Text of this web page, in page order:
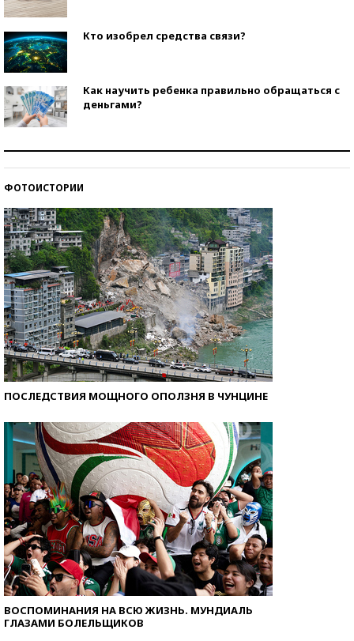
Кто изобрел средства связи?
Как научить ребенка правильно обращаться с
деньгами?
ФОТОИСТОРИИ
ПОСЛЕДСТВИЯ МОЩНОГО ОПОЛЗНЯ В ЧУНЦИНЕ
ВОСПОМИНАНИЯ НА ВСЮ ЖИЗНЬ. МУНДИАЛЬ
ГЛАЗАМИ БОЛЕЛЬЩИКОВ